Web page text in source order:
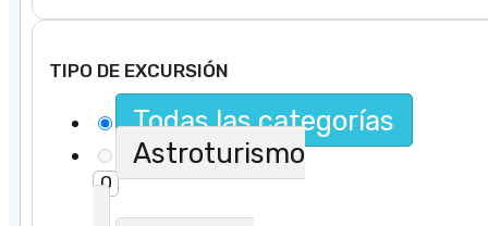
TIPO DE EXCURSIÓN
Todas las categorías
Astroturismo
0